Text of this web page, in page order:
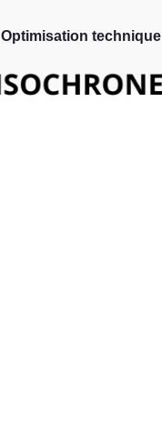
Optimisation technique